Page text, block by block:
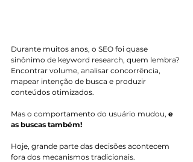
Durante muitos anos, o SEO foi quase
sinônimo de keyword research, quem lembra?
Encontrar volume, analisar concorrência,
mapear intenção de busca e produzir
conteúdos otimizados.
Mas o comportamento do usuário mudou, e
as buscas também!
Hoje, grande parte das decisões acontecem
fora dos mecanismos tradicionais.